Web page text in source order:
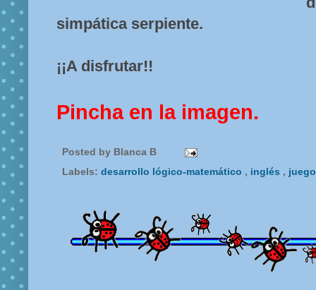
simpática serpiente.
¡¡A disfrutar!!
Pincha en la imagen.
Posted by Blanca B
Labels: desarrollo lógico-matemático , inglés ,